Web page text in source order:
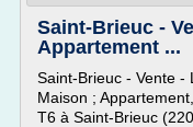
Saint-Brieuc -
Appartement ...
Saint-Brieuc - Vente -
Maison ;
T6 à Saint-Brieuc